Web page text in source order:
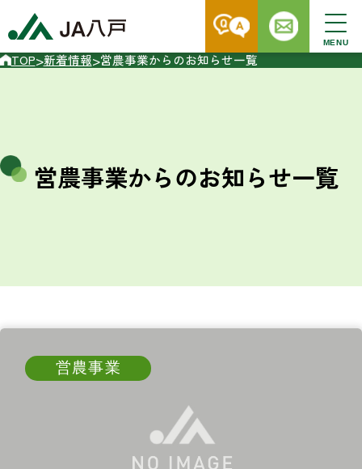
MENU
TOP>新着情報>営農事業からのお知らせ一覧
営農事業からのお知らせ一覧
営農事業